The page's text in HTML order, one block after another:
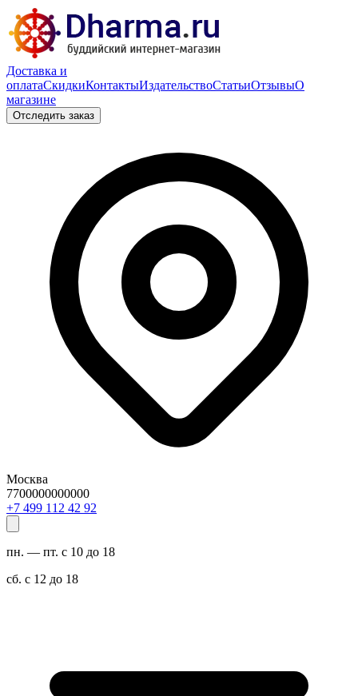
Доставка и
оплатаСкидкиКонтактыИздательствоСтатьиОтзывыО
магазине
Отследить заказ
Москва
7700000000000
29 24 211 994 7+
пн. — пт. с 10 до 18
сб. с 12 до 18